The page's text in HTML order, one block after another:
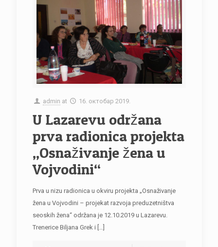
admin at 16. октобар 2019.
U Lazarevu održana
prva radionica projekta
„Osnaživanje žena u
Vojvodini“
Prva u nizu radionica u okviru projekta „Osnaživanje
žena u Vojvodini – projekat razvoja preduzetništva
seoskih žena“ održana je 12.10.2019 u Lazarevu.
Trenerice Biljana Grek i […]